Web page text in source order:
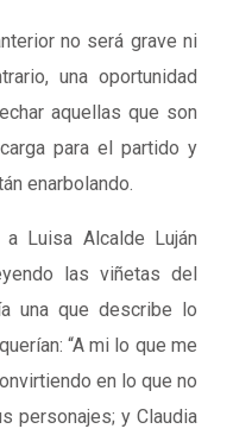
no será grave ni
una oportunidad
aquellas que son
para el partido y
enarbolando.
a Luisa Alcalde Luján
las viñetas del
una que describe lo
“A mi lo que me
en lo que no
personajes; y Claudia